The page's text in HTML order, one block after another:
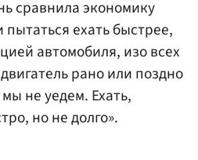
сравнила экономику
ехать быстрее,
автомобиля, изо всех
рано или поздно
не уедем. Ехать,
но не долго».